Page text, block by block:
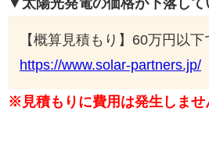
▼太陽光発電の価格が下落して
【概算見積もり】60万円以
https://www.solar-partners.jp/
※見積もりに費用は発生しませ